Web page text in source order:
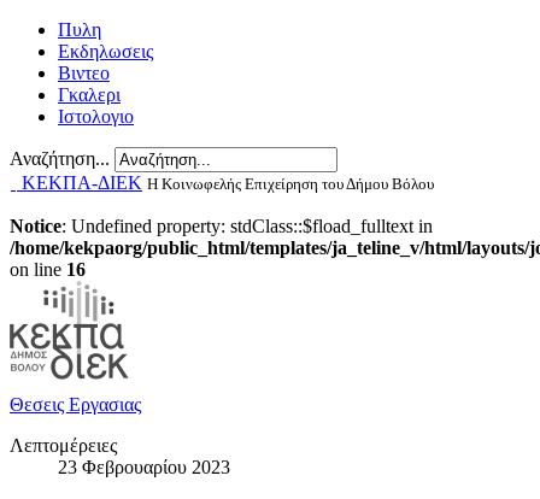
Πυλη
Εκδηλωσεις
Βιντεο
Γκαλερι
Ιστολογιο
Αναζήτηση...
ΚΕΚΠΑ-ΔΙΕΚ Η Κοινωφελής Επιχείρηση του Δήμου Βόλου
Notice: Undefined property: stdClass::$fload_fulltext in
/home/kekpaorg/public_html/templates/ja_teline_v/html/
on line 16
Θεσεις Εργασιας
Λεπτομέρειες
23 Φεβρουαρίου 2023